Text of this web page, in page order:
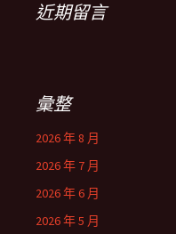
近期留言
彙整
2026 年 8 月
2026 年 7 月
2026 年 6 月
2026 年 5 月